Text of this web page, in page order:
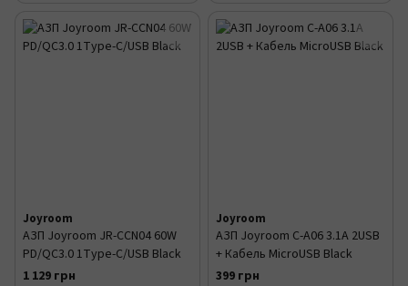
Joyroom
АЗП Joyroom JR-CCN04 60W
PD/QC3.0 1Type-C/USB Black
1 129 грн
Joyroom
АЗП Joyroom C-A06 3.1A 2USB
+ Кабель MicroUSB Black
399 грн